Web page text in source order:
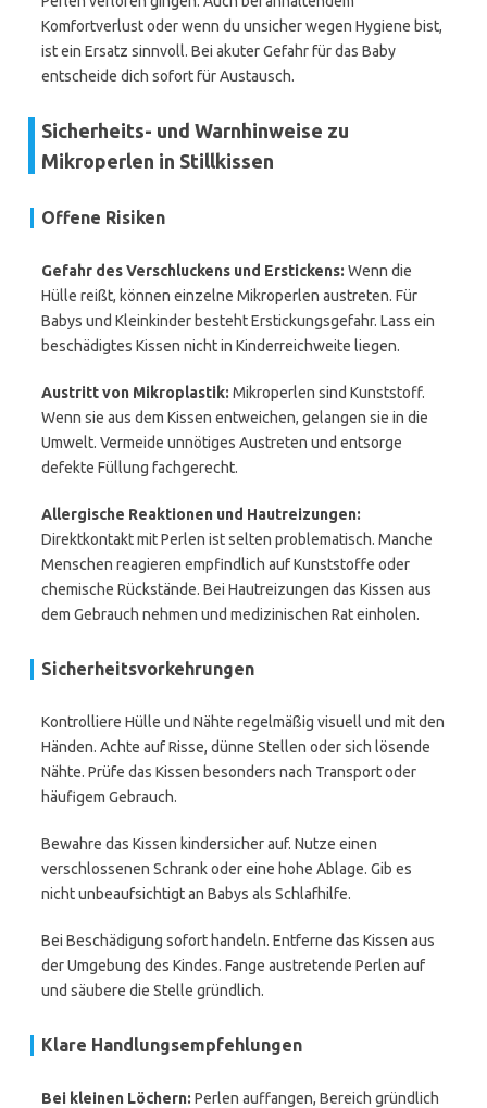
Komfortverlust oder wenn du unsicher wegen Hygiene bist,
ist ein Ersatz sinnvoll. Bei akuter Gefahr für das Baby
entscheide dich sofort für Austausch.
Sicherheits- und Warnhinweise zu
Mikroperlen in Stillkissen
Offene Risiken
Gefahr des Verschluckens und Erstickens: Wenn die
Hülle reißt, können einzelne Mikroperlen austreten. Für
Babys und Kleinkinder besteht Erstickungsgefahr. Lass ein
beschädigtes Kissen nicht in Kinderreichweite liegen.
Austritt von Mikroplastik: Mikroperlen sind Kunststoff.
Wenn sie aus dem Kissen entweichen, gelangen sie in die
Umwelt. Vermeide unnötiges Austreten und entsorge
defekte Füllung fachgerecht.
Allergische Reaktionen und Hautreizungen:
Direktkontakt mit Perlen ist selten problematisch. Manche
Menschen reagieren empfindlich auf Kunststoffe oder
chemische Rückstände. Bei Hautreizungen das Kissen aus
dem Gebrauch nehmen und medizinischen Rat einholen.
Sicherheitsvorkehrungen
Kontrolliere Hülle und Nähte regelmäßig visuell und mit den
Händen. Achte auf Risse, dünne Stellen oder sich lösende
Nähte. Prüfe das Kissen besonders nach Transport oder
häufigem Gebrauch.
Bewahre das Kissen kindersicher auf. Nutze einen
verschlossenen Schrank oder eine hohe Ablage. Gib es
nicht unbeaufsichtigt an Babys als Schlafhilfe.
Bei Beschädigung sofort handeln. Entferne das Kissen aus
der Umgebung des Kindes. Fange austretende Perlen auf
und säubere die Stelle gründlich.
Klare Handlungsempfehlungen
Bei kleinen Löchern: Perlen auffangen, Bereich gründlich